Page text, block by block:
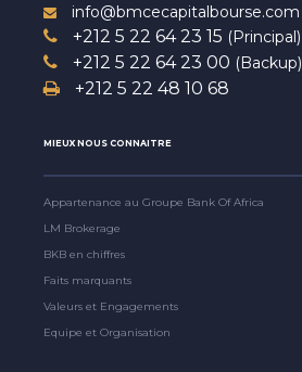
info@bmcecapitalbourse.com
+212 5 22 64 23 15 (Principal)
+212 5 22 64 23 00 (Backup)
+212 5 22 48 10 68
MIEUX NOUS CONNAITRE
Appartenance au Groupe Bank Of Africa
LM Brokerage
BKB en chiffres
Faits marquants
Valeurs et Engagements
Equipe et Organisation